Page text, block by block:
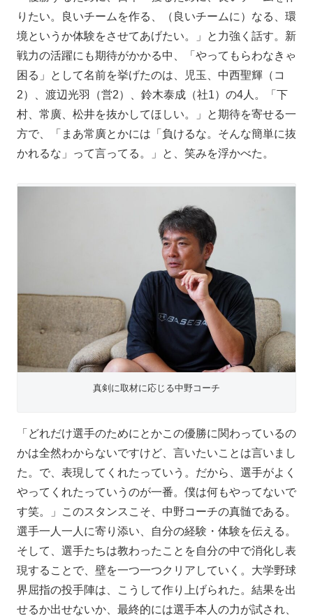
りたい。良いチームを作る、（良いチームに）なる、環
境というか体験をさせてあげたい。」と力強く話す。新
戦力の活躍にも期待がかかる中、「やってもらわなきゃ
困る」として名前を挙げたのは、児玉、中西聖輝（コ
2）、渡辺光羽（営2）、鈴木泰成（社1）の4人。「下
村、常廣、松井を抜かしてほしい。」と期待を寄せる一
方で、「まあ常廣とかには「負けるな。そんな簡単に抜
かれるな」って言ってる。」と、笑みを浮かべた。
真剣に取材に応じる中野コーチ
「どれだけ選手のためにとかこの優勝に関わっているの
かは全然わからないですけど、言いたいことは言いまし
た。で、表現してくれたっていう。だから、選手がよく
やってくれたっていうのが一番。僕は何もやってないで
す笑。」このスタンスこそ、中野コーチの真髄である。
選手一人一人に寄り添い、自分の経験・体験を伝える。
そして、選手たちは教わったことを自分の中で消化し表
現することで、壁を一つ一つクリアしていく。大学野球
界屈指の投手陣は、こうして作り上げられた。結果を出
せるか出せないか、最終的には選手本人の力が試され、